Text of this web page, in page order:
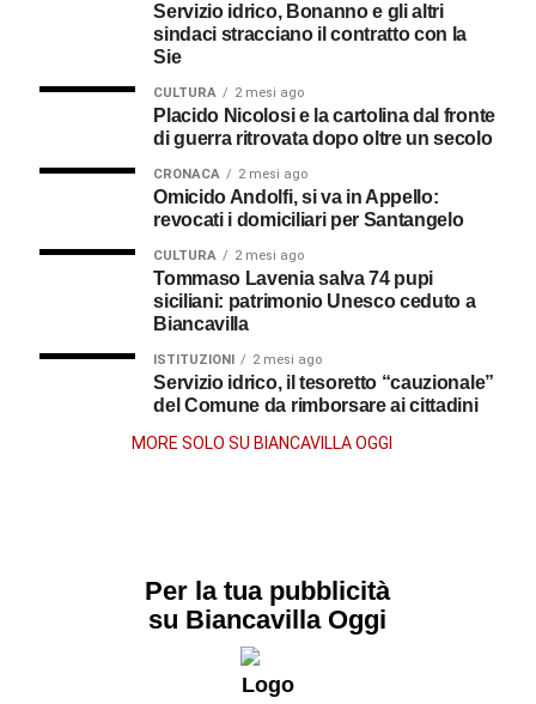
Servizio idrico, Bonanno e gli altri
sindaci stracciano il contratto con la
Sie
CULTURA 2 mesi ago
Placido Nicolosi e la cartolina dal fronte
di guerra ritrovata dopo oltre un secolo
CRONACA 2 mesi ago
Omicido Andolfi, si va in Appello:
revocati i domiciliari per Santangelo
CULTURA 2 mesi ago
Tommaso Lavenia salva 74 pupi
siciliani: patrimonio Unesco ceduto a
Biancavilla
ISTITUZIONI 2 mesi ago
Servizio idrico, il tesoretto “cauzionale”
del Comune da rimborsare ai cittadini
MORE SOLO SU BIANCAVILLA OGGI
Per la tua pubblicità
su Biancavilla Oggi